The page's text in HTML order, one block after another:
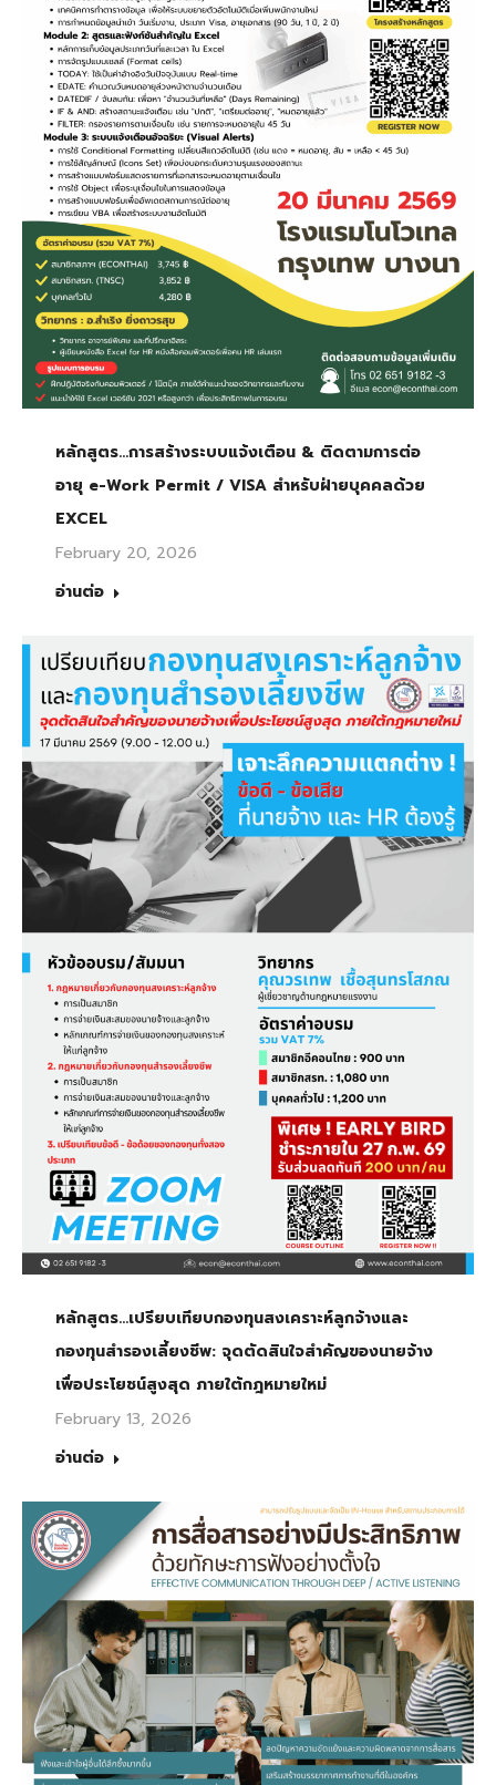
หลักสูตร…การสร้างระบบแจ้งเตือน & ติดตามการต่อ
อายุ e-Work Permit / VISA สำหรับฝ่ายบุคคลด้วย
EXCEL
February 20, 2026
อ่านต่อ
หลักสูตร…เปรียบเทียบกองทุนสงเคราะห์ลูกจ้างและ
กองทุนสำรองเลี้ยงชีพ: จุดตัดสินใจสำคัญของนายจ้าง
เพื่อประโยชน์สูงสุด ภายใต้กฎหมายใหม่
February 13, 2026
อ่านต่อ